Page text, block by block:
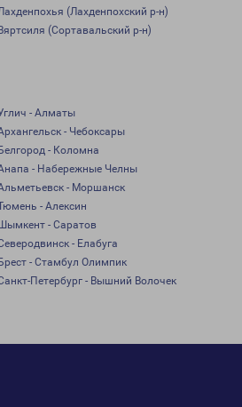
(Лахденпохский р-н)
(Сортавальский р-н)
- Алматы
- Чебоксары
- Коломна
- Набережные Челны
- Моршанск
- Алексин
- Саратов
- Елабуга
- Стамбул Олимпик
Петербург - Вышний Волочек